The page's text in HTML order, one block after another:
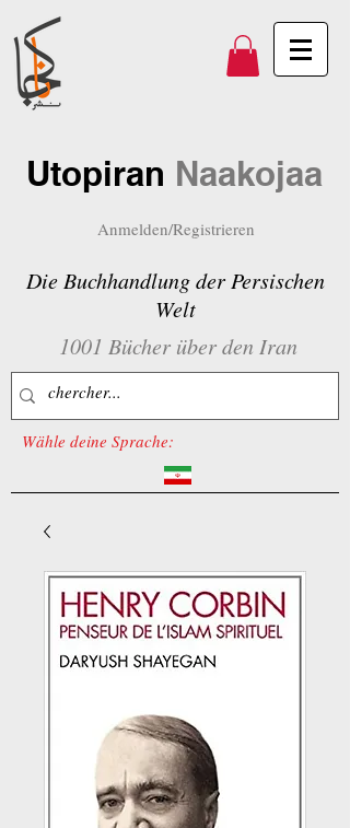
Utopiran Naakojaa
Anmelden/Registrieren
Die Buchhandlung der Persischen
Welt
1001 Bücher über den Iran
Wähle deine Sprache: